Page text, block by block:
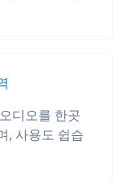
디오를 한곳
, 사용도 쉽습